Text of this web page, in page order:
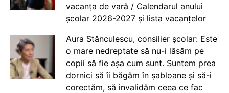
vacanța de vară / Calendarul anului
școlar 2026-2027 și lista vacanțelor
Aura Stănculescu, consilier școlar: Este
o mare nedreptate să nu-i lăsăm pe
copii să fie așa cum sunt. Suntem prea
dornici să îi băgăm în șabloane și să-i
corectăm, să invalidăm ceea ce fac